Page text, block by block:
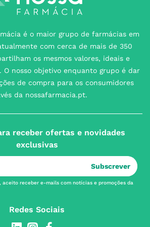
é o maior grupo de farmácias em
com cerca de mais de 350
os mesmos valores, ideais e
O nosso objetivo enquanto grupo é dar
de compra para os consumidores
da nossafarmacia.pt.
receber ofertas e novidades
exclusivas
Subscrever
aceito receber e-mails com notícias e promoções da
Redes Sociais